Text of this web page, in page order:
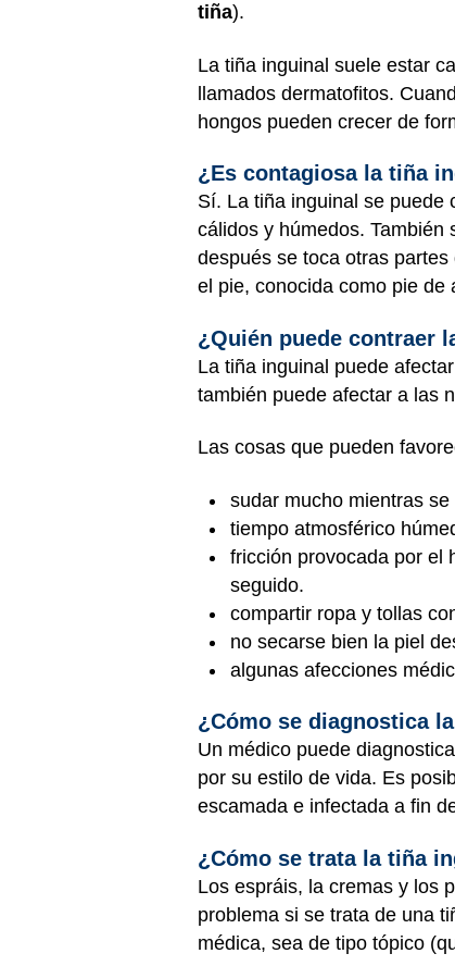
tiña).
La tiña inguinal suele estar
llamados dermatofitos.
hongos pueden crecer de
¿Es contagiosa la tiña
Sí. La tiña inguinal se puede
cálidos y húmedos.
después se toca otras
el pie, conocida como pie de
¿Quién puede contraer
La tiña inguinal puede
también puede afectar a las
Las cosas que pueden
sudar mucho mientras
tiempo atmosférico
fricción provocada por el
seguido.
compartir ropa y tollas
no secarse bien la piel
algunas afecciones
¿Cómo se diagnostica
Un médico puede
por su estilo de vida. Es
escamada e infectada a fin
¿Cómo se trata la tiña
Los espráis, la cremas y los
problema si se trata de una
médica, sea de tipo tópico